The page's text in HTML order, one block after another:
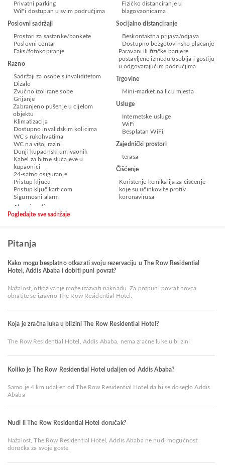
Privatni parking
WiFi dostupan u svim područjima
Poslovni sadržaji
Prostori za sastanke/bankete
Poslovni centar
Faks/fotokopiranje
Razno
Sadržaji za osobe s invaliditetom
Dizalo
Zvučno izolirane sobe
Grijanje
Zabranjeno pušenje u cijelom
objektu
Klimatizacija
Dostupno invalidskim kolicima
WC s rukohvatima
WC na višoj razini
Donji kupaonski umivaonik
Kabel za hitne slučajeve u
kupaonici
24-satno osiguranje
Pristup ključu
Pristup ključ karticom
Sigurnosni alarm
Fizičko distanciranje u
blagovaonicama
Socijalno distanciranje
Beskontaktna prijava/odjava
Dostupno bezgotovinsko plaćanje
Paravani ili fizičke barijere
postavljene između osoblja i gostiju
u odgovarajućim područjima
Trgovine
Mini-market na licu mjesta
Usluge
Internetske usluge
WiFi
Besplatan WiFi
Zajednički prostori
terasa
Čišćenje
Korištenje kemikalija za čišćenje
koje su učinkovite protiv
koronavirusa
Pogledajte sve sadržaje
Pitanja
Kako mogu besplatno otkazati svoju rezervaciju u The Row Residential
Hotel, Addis Ababa i dobiti puni povrat?
Nažalost, otkazivanje može izazvati naknadu. Za potpuni povrat novca
obratite se izravno The Row Residential Hotel.
Koja je zračna luka u blizini The Row Residential Hotel?
The Row Residential Hotel, Addis Ababa, nema zračne luke u blizini
Koliko je The Row Residential Hotel udaljen od Addis Ababa?
Samo je 4 km udaljen od The Row Residential Hotel da bi se doseglo Addis
Ababa
Nudi li The Row Residential Hotel doručak?
Nažalost, The Row Residential Hotel, Addis Ababa ne nudi mogućnost
doručka za svoje goste.